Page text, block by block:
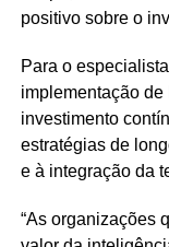
positivo sobre o
Para o
implementação
investimento
estratégias de
e à integração da
“As organizações